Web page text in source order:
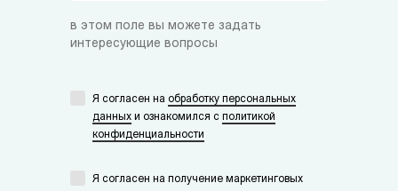
в этом поле вы можете задать
интересующие вопросы
Я согласен на обработку персональных
данных и ознакомился с политикой
конфиденциальности
Я согласен на получение маркетинговых